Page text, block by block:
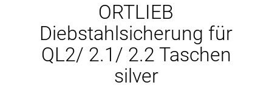
ORTLIEB
Diebstahlsicherung für
QL2/ 2.1/ 2.2 Taschen
silver